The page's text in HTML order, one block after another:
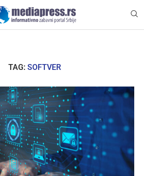
TAG: SOFTVER